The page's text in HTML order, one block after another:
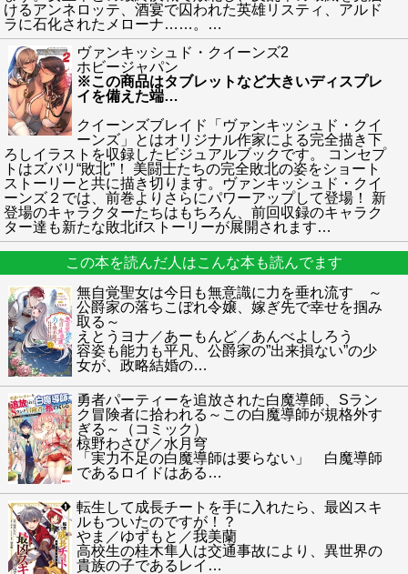
けるアンネロッテ、酒宴で囚われた英雄リスティ、アルド
ラに石化されたメローナ……。
…
ヴァンキッシュド・クイーンズ2
ホビージャパン
※この商品はタブレットなど大きいディスプレ
イを備えた端…
クイーンズブレイド「ヴァンキッシュド・クイ
ーンズ」とはオリジナル作家による完全描き下
ろしイラストを収録したビジュアルブックです。 コンセプ
トはズバリ“敗北”！ 美闘士たちの完全敗北の姿をショート
ストーリーと共に描き切ります。ヴァンキッシュド・クイ
ーンズ２では、前巻よりさらにパワーアップして登場！ 新
登場のキャラクターたちはもちろん、前回収録のキャラク
ター達も新たな敗北ifストーリーが展開されます…
この本を読んだ人はこんな本も読んでます
無自覚聖女は今日も無意識に力を垂れ流す ～
公爵家の落ちこぼれ令嬢、嫁ぎ先で幸せを掴み
取る～
えとうヨナ／あーもんど／あんべよしろう
容姿も能力も平凡、公爵家の”出来損ない”の少
女が、政略結婚の…
勇者パーティーを追放された白魔導師、Sラン
ク冒険者に拾われる～この白魔導師が規格外す
ぎる～（コミック）
椋野わさび／水月穹
「実力不足の白魔導師は要らない」 白魔導師
であるロイドはある …
転生して成長チートを手に入れたら、最凶スキ
ルもついたのですが！？
やま／ゆずもと／我美蘭
高校生の桂木隼人は交通事故により、異世界の
貴族の子であるレイ …